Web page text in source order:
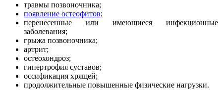
травмы позвоночника;
появление остеофитов;
перенесенные или имеющиеся инфекционные
заболевания;
грыжа позвоночника;
артрит;
остеохондроз;
гипертрофия суставов;
оссификация хрящей;
продолжительные повышенные физические нагрузки.